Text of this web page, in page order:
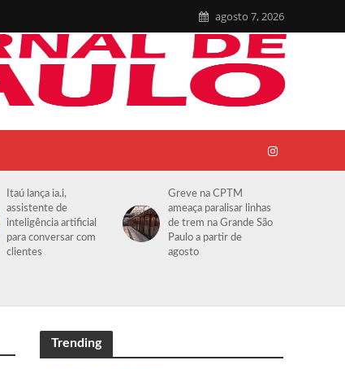
agosto 7, 2026
Itaú lança ia.i,
assistente de
inteligência artificial
para conversar com
clientes
Greve na CPTM
ameaça paralisar linhas
de trem na Grande São
Paulo a partir de
agosto
Trending